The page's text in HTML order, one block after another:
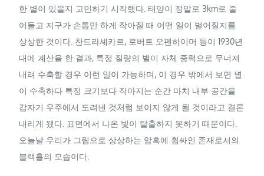
한 별이 있을지 고민하기 시작했다. 태양이 정말로 3km로 줄
어들고 지구가 손톱만 하게 작아질 때 어떤 일이 벌어질지를
상상한 것이다. 찬드라셰카르, 로버트 오펜하이머 등이 1930년
대에 계산을 한 결과, 특정 질량의 별이 자체 중력으로 무너져
내려 수축할 경우 이런 일이 가능하며, 이 경우 밖에서 보면 별
이 수축하다 특정 크기보다 작아지는 순간 마치 내부 공간을
갑자기 우주에서 도려낸 것처럼 보이지 않게 될 것이라고 결론
내리게 됐다. 표면에서 나온 빛이 탈출하지 못하기 때문이다.
오늘날 우리가 그림으로 상상하는 암흑에 휩싸인 존재로서의
블랙홀의 모습이다.